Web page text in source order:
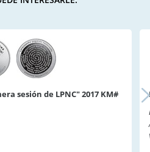
sesión de LPNC" 2017 KM#